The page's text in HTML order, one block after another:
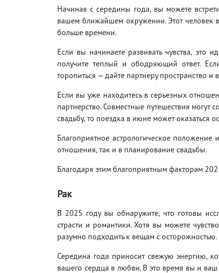
Начиная с середины года, вы можете
вашем ближайшем окружении. Этот человек
больше времени.
Если вы начинаете развивать чувства, это
получите теплый и ободряющий ответ.
торопиться — дайте партнеру пространство и
Если вы уже находитесь в серьезных
партнерство. Совместные путешествия
свадьбу, то поездка в июне может оказаться
Благоприятное астрологическое
отношения, так и в планирование свадьбы.
Благодаря этим благоприятным факторам
Рак
В 2025 году вы обнаружите, что готовы
страсти и романтики. Хотя вы можете
разумно подходить к вещам с осторожностью.
Середина года приносит свежую энергию,
вашего сердца в любви. В это время вы и